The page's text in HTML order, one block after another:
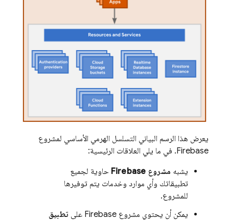
يعرض هذا الرسم البياني التسلسل الهرمي الأساسي لمشروع
Firebase. في ما يلي العلاقات الرئيسية:
يشبه مشروع Firebase
حاوية لجميع
تطبيقاتك وأي موارد وخدمات يتم توفيرها
للمشروع.
يمكن أن يحتوي مشروع Firebase على
تطبيق